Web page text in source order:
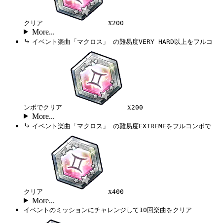
クリア x200
More...
⤷ イベント楽曲「マクロス」 の難易度VERY HARD以上をフルコ
ンボでクリア x200
More...
⤷ イベント楽曲「マクロス」 の難易度EXTREMEをフルコンボで
クリア x400
More...
イベントのミッションにチャレンジして10回楽曲をクリア